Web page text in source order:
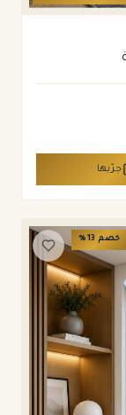
جرّبها
خصم 13
%